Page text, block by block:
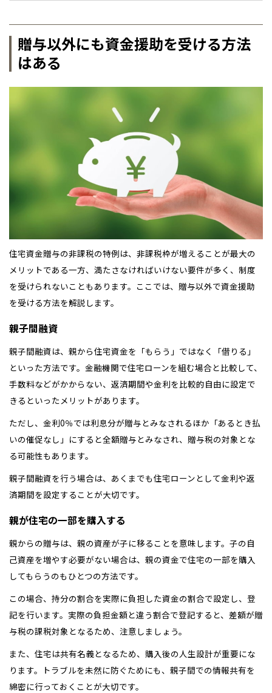
贈与以外にも資金援助を受ける方法
はある
住宅資金贈与の非課税の特例は、非課税枠が増えることが最大の
メリットである一方、満たさなければいけない要件が多く、制度
を受けられないこともあります。ここでは、贈与以外で資金援助
を受ける方法を解説します。
親子間融資
親子間融資は、親から住宅資金を「もらう」ではなく「借りる」
といった方法です。金融機関で住宅ローンを組む場合と比較して、
手数料などがかからない、返済期間や金利を比較的自由に設定で
きるといったメリットがあります。
ただし、金利0％では利息分が贈与とみなされるほか「あるとき払
いの催促なし」にすると全額贈与とみなされ、贈与税の対象とな
る可能性もあります。
親子間融資を行う場合は、あくまでも住宅ローンとして金利や返
済期間を設定することが大切です。
親が住宅の一部を購入する
親からの贈与は、親の資産が子に移ることを意味します。子の自
己資産を増やす必要がない場合は、親の資金で住宅の一部を購入
してもらうのもひとつの方法です。
この場合、持分の割合を実際に負担した資金の割合で設定し、登
記を行います。実際の負担金額と違う割合で登記すると、差額が贈
与税の課税対象となるため、注意しましょう。
また、住宅は共有名義となるため、購入後の人生設計が重要にな
ります。トラブルを未然に防ぐためにも、親子間での情報共有を
綿密に行っておくことが大切です。